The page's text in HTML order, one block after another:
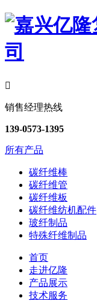

销售经理热线
139-0573-1395
所有产品
碳纤维棒
碳纤维管
碳纤维板
碳纤维纺机配件
玻纤制品
特殊纤维制品
首页
走进亿隆
产品展示
技术服务